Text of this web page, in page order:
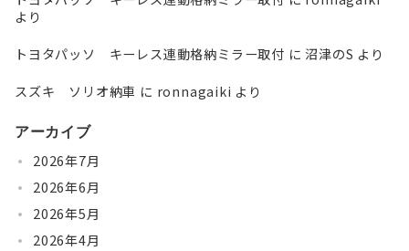
より
トヨタパッソ キーレス連動格納ミラー取付 に沼津のS より
スズキ ソリオ納車 に ronnagaiki より
アーカイブ
2026年7月
2026年6月
2026年5月
2026年4月